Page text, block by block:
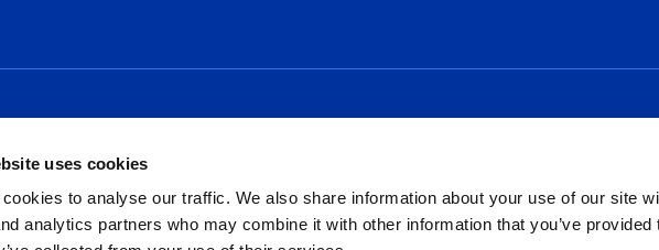
uses cookies
to analyse our traffic. We also share information about your use of our site
analytics partners who may combine it with other information that you’ve provided